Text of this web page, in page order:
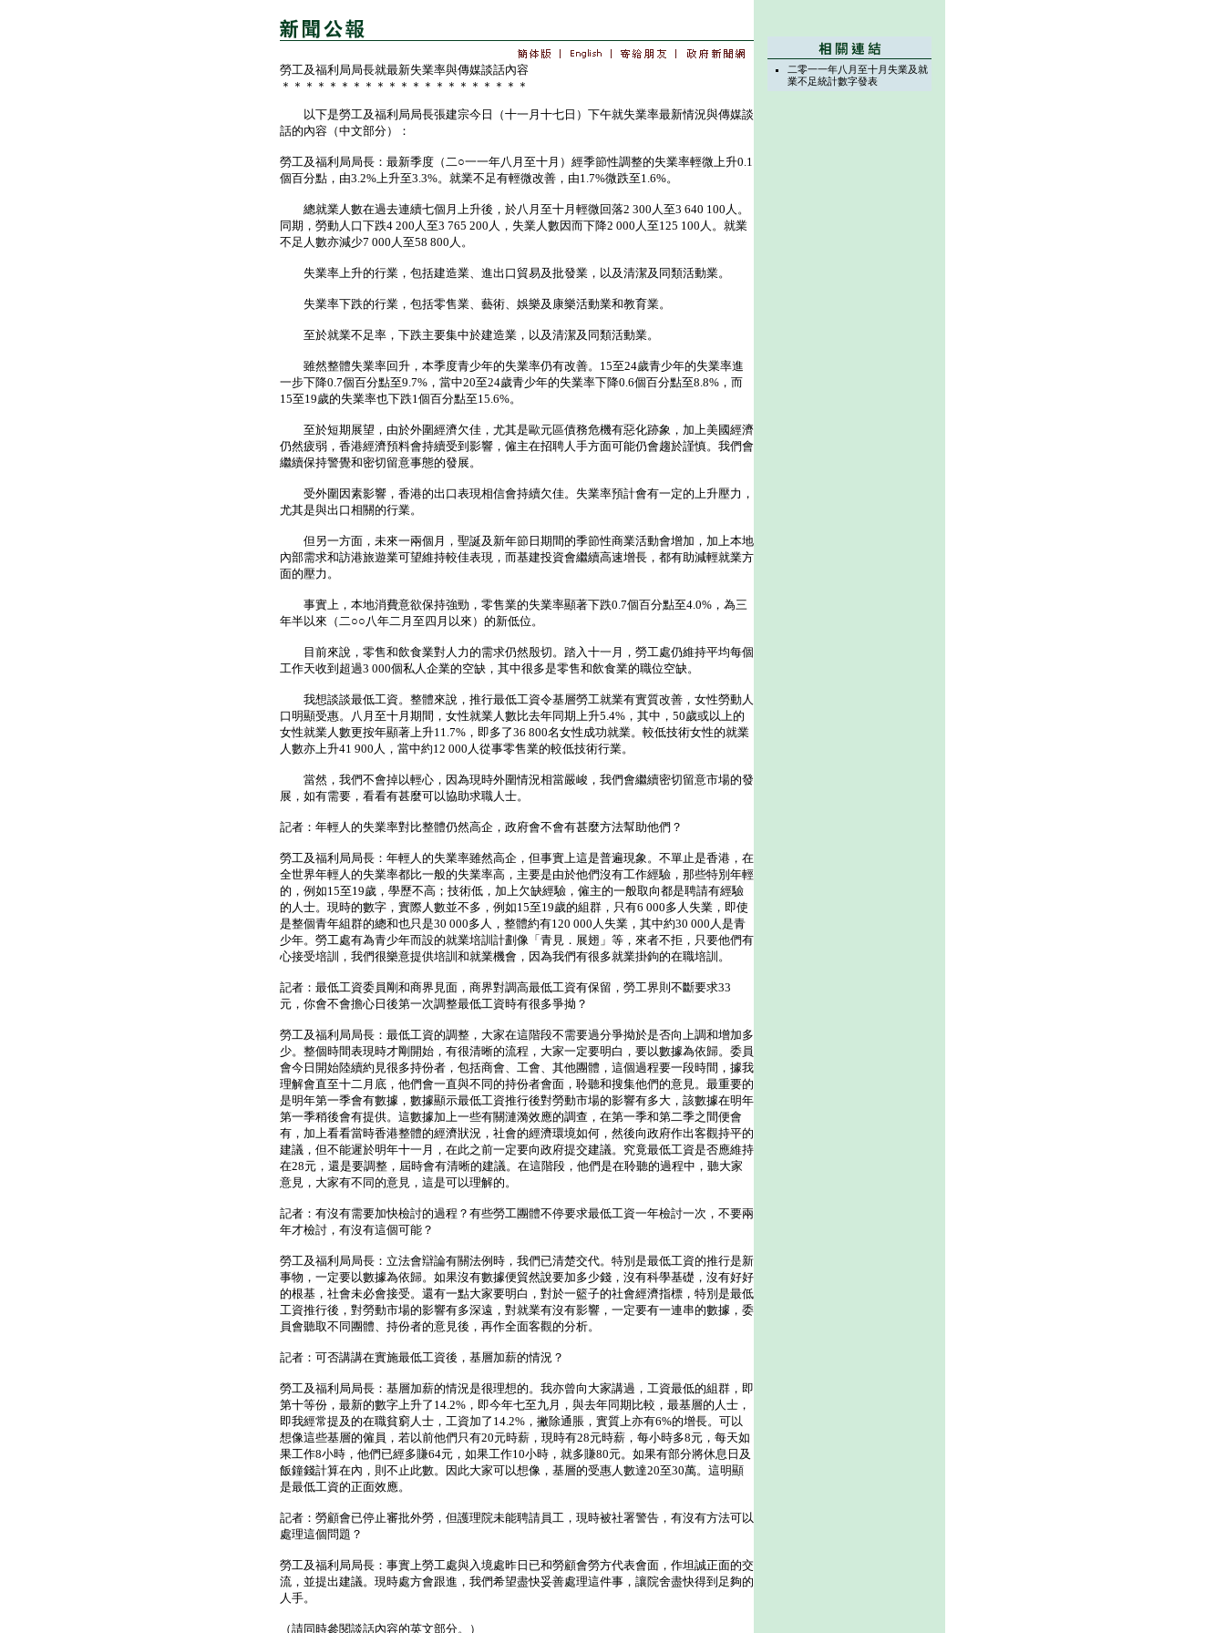
勞工及福利局局長就最新失業率與傳媒談話內容
＊＊＊＊＊＊＊＊＊＊＊＊＊＊＊＊＊＊＊＊＊
以下是勞工及福利局局長張建宗今日（十一月十七日）下午就失業率最新情況與傳媒談
話的內容（中文部分）：
勞工及福利局局長：最新季度（二○一一年八月至十月）經季節性調整的失業率輕微上升0.1
個百分點，由3.2%上升至3.3%。就業不足有輕微改善，由1.7%微跌至1.6%。
總就業人數在過去連續七個月上升後，於八月至十月輕微回落2 300人至3 640 100人。
同期，勞動人口下跌4 200人至3 765 200人，失業人數因而下降2 000人至125 100人。就業
不足人數亦減少7 000人至58 800人。
失業率上升的行業，包括建造業、進出口貿易及批發業，以及清潔及同類活動業。
失業率下跌的行業，包括零售業、藝術、娛樂及康樂活動業和教育業。
至於就業不足率，下跌主要集中於建造業，以及清潔及同類活動業。
雖然整體失業率回升，本季度青少年的失業率仍有改善。15至24歲青少年的失業率進
一步下降0.7個百分點至9.7%，當中20至24歲青少年的失業率下降0.6個百分點至8.8%，而
15至19歲的失業率也下跌1個百分點至15.6%。
至於短期展望，由於外圍經濟欠佳，尤其是歐元區債務危機有惡化跡象，加上美國經濟
仍然疲弱，香港經濟預料會持續受到影響，僱主在招聘人手方面可能仍會趨於謹慎。我們會
繼續保持警覺和密切留意事態的發展。
受外圍因素影響，香港的出口表現相信會持續欠佳。失業率預計會有一定的上升壓力，
尤其是與出口相關的行業。
但另一方面，未來一兩個月，聖誕及新年節日期間的季節性商業活動會增加，加上本地
內部需求和訪港旅遊業可望維持較佳表現，而基建投資會繼續高速增長，都有助減輕就業方
面的壓力。
事實上，本地消費意欲保持強勁，零售業的失業率顯著下跌0.7個百分點至4.0%，為三
年半以來（二○○八年二月至四月以來）的新低位。
目前來說，零售和飲食業對人力的需求仍然殷切。踏入十一月，勞工處仍維持平均每個
工作天收到超過3 000個私人企業的空缺，其中很多是零售和飲食業的職位空缺。
我想談談最低工資。整體來說，推行最低工資令基層勞工就業有實質改善，女性勞動人
口明顯受惠。八月至十月期間，女性就業人數比去年同期上升5.4%，其中，50歲或以上的
女性就業人數更按年顯著上升11.7%，即多了36 800名女性成功就業。較低技術女性的就業
人數亦上升41 900人，當中約12 000人從事零售業的較低技術行業。
當然，我們不會掉以輕心，因為現時外圍情況相當嚴峻，我們會繼續密切留意市場的發
展，如有需要，看看有甚麼可以協助求職人士。
記者：年輕人的失業率對比整體仍然高企，政府會不會有甚麼方法幫助他們？
勞工及福利局局長：年輕人的失業率雖然高企，但事實上這是普遍現象。不單止是香港，在
全世界年輕人的失業率都比一般的失業率高，主要是由於他們沒有工作經驗，那些特別年輕
的，例如15至19歲，學歷不高；技術低，加上欠缺經驗，僱主的一般取向都是聘請有經驗
的人士。現時的數字，實際人數並不多，例如15至19歲的組群，只有6 000多人失業，即使
是整個青年組群的總和也只是30 000多人，整體約有120 000人失業，其中約30 000人是青
少年。勞工處有為青少年而設的就業培訓計劃像「青見．展翅」等，來者不拒，只要他們有
心接受培訓，我們很樂意提供培訓和就業機會，因為我們有很多就業掛鉤的在職培訓。
記者：最低工資委員剛和商界見面，商界對調高最低工資有保留，勞工界則不斷要求33
元，你會不會擔心日後第一次調整最低工資時有很多爭拗？
勞工及福利局局長：最低工資的調整，大家在這階段不需要過分爭拗於是否向上調和增加多
少。整個時間表現時才剛開始，有很清晰的流程，大家一定要明白，要以數據為依歸。委員
會今日開始陸續約見很多持份者，包括商會、工會、其他團體，這個過程要一段時間，據我
理解會直至十二月底，他們會一直與不同的持份者會面，聆聽和搜集他們的意見。最重要的
是明年第一季會有數據，數據顯示最低工資推行後對勞動市場的影響有多大，該數據在明年
第一季稍後會有提供。這數據加上一些有關漣漪效應的調查，在第一季和第二季之間便會
有，加上看看當時香港整體的經濟狀況，社會的經濟環境如何，然後向政府作出客觀持平的
建議，但不能遲於明年十一月，在此之前一定要向政府提交建議。究竟最低工資是否應維持
在28元，還是要調整，屆時會有清晰的建議。在這階段，他們是在聆聽的過程中，聽大家
意見，大家有不同的意見，這是可以理解的。
記者：有沒有需要加快檢討的過程？有些勞工團體不停要求最低工資一年檢討一次，不要兩
年才檢討，有沒有這個可能？
勞工及福利局局長：立法會辯論有關法例時，我們已清楚交代。特別是最低工資的推行是新
事物，一定要以數據為依歸。如果沒有數據便貿然說要加多少錢，沒有科學基礎，沒有好好
的根基，社會未必會接受。還有一點大家要明白，對於一籃子的社會經濟指標，特別是最低
工資推行後，對勞動市場的影響有多深遠，對就業有沒有影響，一定要有一連串的數據，委
員會聽取不同團體、持份者的意見後，再作全面客觀的分析。
記者：可否講講在實施最低工資後，基層加薪的情況？
勞工及福利局局長：基層加薪的情況是很理想的。我亦曾向大家講過，工資最低的組群，即
第十等份，最新的數字上升了14.2%，即今年七至九月，與去年同期比較，最基層的人士，
即我經常提及的在職貧窮人士，工資加了14.2%，撇除通脹，實質上亦有6%的增長。可以
想像這些基層的僱員，若以前他們只有20元時薪，現時有28元時薪，每小時多8元，每天如
果工作8小時，他們已經多賺64元，如果工作10小時，就多賺80元。如果有部分將休息日及
飯鐘錢計算在內，則不止此數。因此大家可以想像，基層的受惠人數達20至30萬。這明顯
是最低工資的正面效應。
記者：勞顧會已停止審批外勞，但護理院未能聘請員工，現時被社署警告，有沒有方法可以
處理這個問題？
勞工及福利局局長：事實上勞工處與入境處昨日已和勞顧會勞方代表會面，作坦誠正面的交
流，並提出建議。現時處方會跟進，我們希望盡快妥善處理這件事，讓院舍盡快得到足夠的
人手。
（請同時參閱談話內容的英文部分。）
二零一一年八月至十月失業及就
業不足統計數字發表